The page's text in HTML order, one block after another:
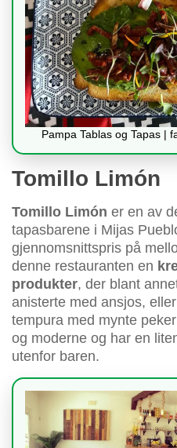
Pampa Tablas og Tapas |
Tomillo Limón
Tomillo Limón er en av
tapasbarene i Mijas
gjennomsnittspris på
denne restauranten en
produkter, der blant
anisterte med ansjos,
tempura med mynte
og moderne og har en
utenfor baren.